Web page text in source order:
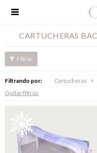

CARTUCHERAS
Filtrando por: Cartucheras
Quitar filtros